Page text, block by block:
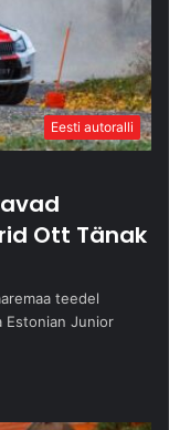
Eesti autoralli
Ott Tänak
teedel
Estonian Junior